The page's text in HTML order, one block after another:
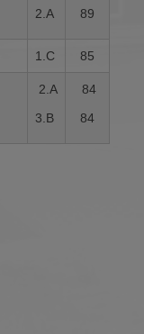
2.A
89
1.C 85
2.A
3.B
84
84